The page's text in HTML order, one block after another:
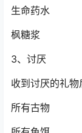
生命药水
枫糖浆
3、讨厌
收到讨厌的礼物
所有古物